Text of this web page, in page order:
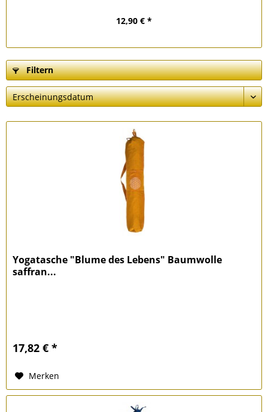
12,90 € *
Filtern
Yogatasche "Blume des Lebens" Baumwolle
saffran...
17,82 € *
Merken